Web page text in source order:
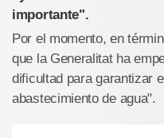
importante".
Por el momento, en
que la Generalitat ha
dificultad para garantizar
abastecimiento de agua".